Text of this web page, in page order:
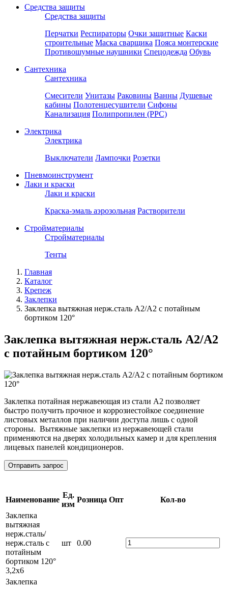
Средства защиты
Средства защиты
Перчатки Респираторы Очки защитные Каски
строительные Маска сварщика Пояса монтерские
Противошумные наушники Спецодежда Обувь
Сантехника
Сантехника
Смесители Унитазы Раковины Ванны Душевые
кабины Полотенцесушители Сифоны
Канализация Полипропилен (PPC)
Электрика
Электрика
Выключатели Лампочки Розетки
Пневмоинструмент
Лаки и краски
Лаки и краски
Краска-эмаль аэрозольная Растворители
Стройматериалы
Стройматериалы
Тенты
Главная
Каталог
Крепеж
Заклепки
Заклепка вытяжная нерж.сталь А2/А2 с потайным
бортиком 120°
Заклепка вытяжная нерж.сталь А2/А2
с потайным бортиком 120°
Заклепка потайная нержавеющая из стали А2 позволяет
быстро получить прочное и коррозиестойкое соединение
листовых металлов при наличии доступа лишь с одной
стороны. Вытяжные заклепки из нержавеющей стали
применяются на дверях холодильных камер и для крепления
лицевых панелей кондиционеров.
Отправить запрос
Наименование
Ед.
изм
Розница Опт
Кол-во
Заклепка
вытяжная
нерж.сталь/
нерж.сталь с
потайным
бортиком 120°
3,2х6
шт 0.00
Заклепка